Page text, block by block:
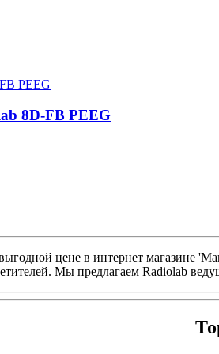
8D-FB PEEG
цене в интернет магазине
Мы предлагаем Radiolab